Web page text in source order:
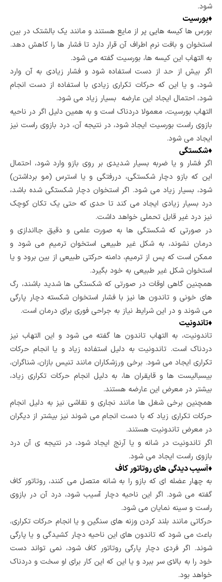
شود.
♦بورسیت
بورس ها کیسه هایی پر از مایع هستند و مانند یک بالشتک در بین
استخوان و بافت نرم اطراف آن قرار دارد تا فشار ها را کاهش دهد.
به التهاب این کیسه ها، بورسیت گفته می شود.
اگر بیش از حد از دست استفاده شود و فشار زیادی به آن وارد
شود، و یا این که حرکات تکراری زیادی با استفاده از دست انجام
شود، احتمال ایجاد این عارضه بسیار زیاد می شود.
التهاب بورسیت، معمولا دردناک است و به همین دلیل اگر در ناحیه
بازوی راست بورسیت ایجاد شود، در نتیجه آن، درد بازوی راست نیز
ایجاد می شود.
♦شکستگی
اگر فشار و یا ضربه بسیار شدیدی بر روی بازو وارد شود، احتمال
این که بازو دچار شکستگی، دررفتگی و یا استرس (مو برداشتن)
شود، بسیار زیاد می شود. اگر استخوان دچار شکستگی شده باشد،
درد بسیار زیادی ایجاد می کند تا حدی که حتی یک تکان کوچک
نیز درد غیر قابل تحملی خواهد داشت.
در صورتی که شکستگی ها به صورت علمی و دقیق جااندازی و
درمان نشوند، به شکل غیر طبیعی استخوان ترمیم می شود و
ممکن است که پس از ترمیم، دامنه حرکتی طبیعی از بین برود و یا
استخوان شکل غیر طبیعی به خود بگیرد.
همچنین گاهی اوقات در صورتی که شکستگی ها شدید باشند، رگ
های خونی و تاندون ها نیز با فشار استخوان شکسته دچار پارگی
می شوند و در این شرایط نیاز به جراحی فوری برای درمان است.
♦تاندونیت
تاندونیت، به التهاب تاندون ها گفته می شود و این التهاب نیز
دردناک است. تاندونیت به دلیل استفاده زیاد و یا انجام حرکات
تکراری ایجاد می شود. برخی ورزشکاران مانند تنیس بازان، شناگران،
بیسبالیست ها و قایقران ها، به دلیل انجام حرکات تکراری زیاد،
بیشتر در معرض این عارضه هستند.
همچنین برخی شغل ها مانند نجاری و نقاشی نیز به دلیل انجام
حرکات تکراری زیاد که با دست انجام می شوند نیز بیشتر از دیگران
در معرض تاندونیت هستند.
اگر تاندونیت در شانه و یا آرنج ایجاد شود، در نتیجه ی آن درد
بازوی راست ایجاد می شود.
♦آسیب دیدگی های روتاتور کاف
به چهار عضله ای که بازو را به شانه متصل می کنند، روتاتور کاف
گفته می شود. اگر این ناحیه دچار آسیب شود، درد آن در بازوی
راست و سینه نمایان می شود.
حرکاتی مانند بلند کردن وزنه های سنگین و یا انجام حرکات تکراری،
باعث می شود که تاندون های این ناحیه دچار کشیدگی و یا پارگی
شوند. اگر فردی دچار پارگی روتاتور کاف شود، نمی تواند دست
خود را به بالای سر ببرد و یا این که این کار برای او سخت و دردناک
خواهد بود.